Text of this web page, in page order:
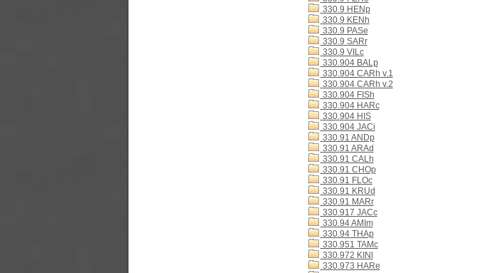
330.9 HENp
330.9 KENh
330.9 PASe
330.9 SARr
330.9 VILc
330.904 BALp
330.904 CARh v.1
330.904 CARh v.2
330.904 FISh
330.904 HARc
330.904 HIS
330.904 JACi
330.91 ANDp
330.91 ARAd
330.91 CALh
330.91 CHOp
330.91 FLOc
330.91 KRUd
330.91 MARr
330.917 JACc
330.94 AMIm
330.94 THAp
330.951 TAMc
330.972 KINl
330.973 HARe